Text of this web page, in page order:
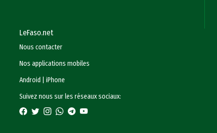
LeFaso.net
Nous contacter
Nos applications mobiles
Android
|iPhone
Suivez nous sur les réseaux sociaux: